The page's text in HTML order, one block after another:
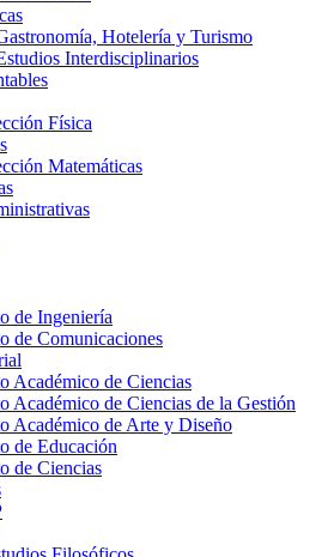
Hotelería y Turismo
Interdisciplinarios
Física
Matemáticas
de Ingeniería
de Comunicaciones
Académico de Ciencias
Académico de Ciencias de la Gestión
Académico de Arte y Diseño
de Educación
de Ciencias